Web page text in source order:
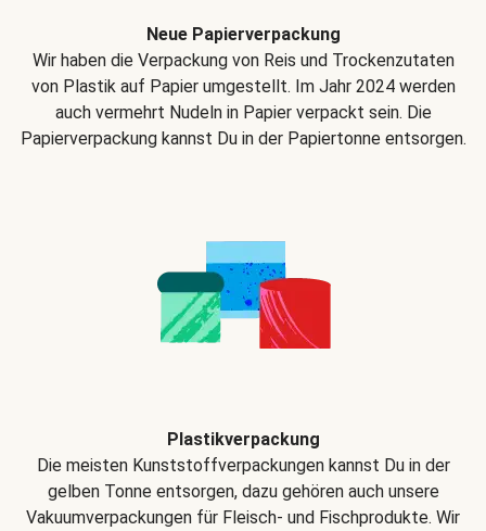
Neue Papierverpackung
Wir haben die Verpackung von Reis und Trockenzutaten
von Plastik auf Papier umgestellt. Im Jahr 2024 werden
auch vermehrt Nudeln in Papier verpackt sein. Die
Papierverpackung kannst Du in der Papiertonne entsorgen.
Plastikverpackung
Die meisten Kunststoffverpackungen kannst Du in der
gelben Tonne entsorgen, dazu gehören auch unsere
Vakuumverpackungen für Fleisch- und Fischprodukte. Wir